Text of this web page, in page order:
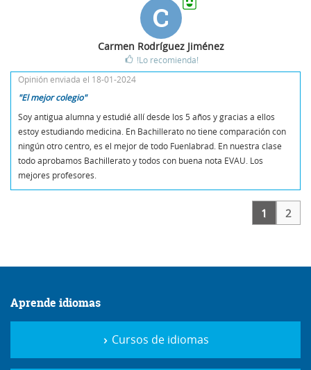
C
Carmen Rodríguez Jiménez
!Lo recomienda!
Opinión enviada el 18-01-2024
"El mejor colegio"
Soy antigua alumna y estudié allí desde los 5 años y gracias a ellos
estoy estudiando medicina. En Bachillerato no tiene comparación con
ningún otro centro, es el mejor de todo Fuenlabrad. En nuestra clase
todo aprobamos Bachillerato y todos con buena nota EVAU. Los
mejores profesores.
1 2
Aprende idiomas
Cursos de idiomas